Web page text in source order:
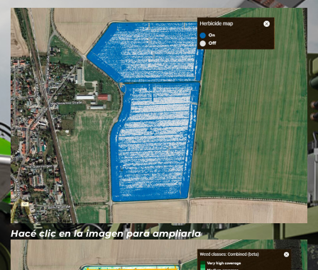
Hacé clic en la imagen para ampliarla